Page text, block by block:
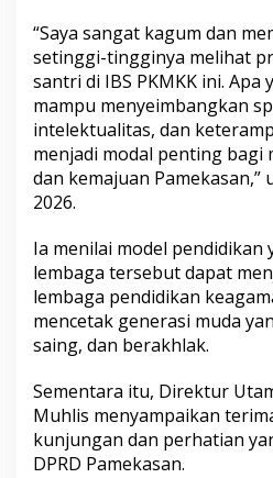
M
K
K
“Saya sangat kagum dan
setinggi-tingginya melihat
santri di IBS PKMKK ini. Apa
mampu menyeimbangkan
intelektualitas, dan
menjadi modal penting bagi
dan kemajuan Pamekasan,”
2026.
Ia menilai model pendidikan
lembaga tersebut dapat
lembaga pendidikan
mencetak generasi muda
saing, dan berakhlak.
Sementara itu, Direktur
Muhlis menyampaikan
kunjungan dan perhatian
DPRD Pamekasan.